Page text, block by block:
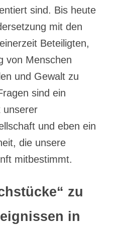
sind. Bis heute
mit den
Beteiligten,
von Menschen
und Gewalt zu
sind ein
unserer
und eben ein
die unsere
mitbestimmt.
zu
in